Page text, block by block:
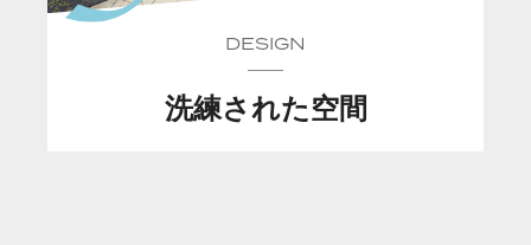
DESIGN
洗練された空間